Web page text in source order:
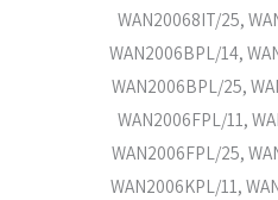
WAN20068IT/25,
WAN2006BPL/14,
WAN2006BPL/25,
WAN2006FPL/11,
WAN2006FPL/25,
WAN2006KPL/11,